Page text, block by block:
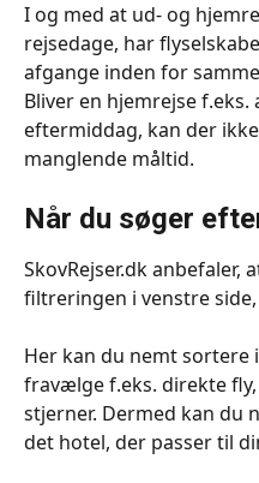
I og med at ud- og
rejsedage, har
afgange inden for
Bliver en hjemrejse
eftermiddag, kan der
manglende måltid.
Når du søger
SkovRejser.dk anbefaler,
filtreringen i venstre
Her kan du nemt sortere
fravælge f.eks. direkte
stjerner. Dermed kan du
det hotel, der passer til